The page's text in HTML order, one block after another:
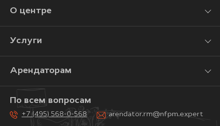
О центре
Услуги
Арендаторам
По всем вопросам
+7 (495) 568-0-568 arendator.rm@nfpm.expert